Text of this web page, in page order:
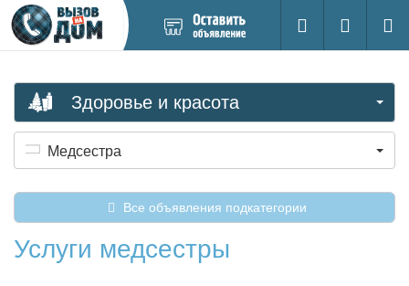
новое
Поиск
Вход на
Здоровье и красота
Медсестра
Все объявления подкатегории
Услуги медсестры